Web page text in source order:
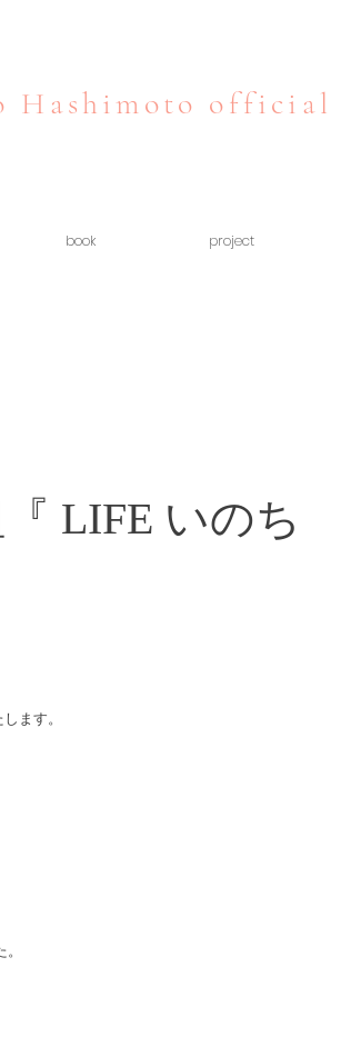
Hashimoto official
book project
LIFE いのち
ます。